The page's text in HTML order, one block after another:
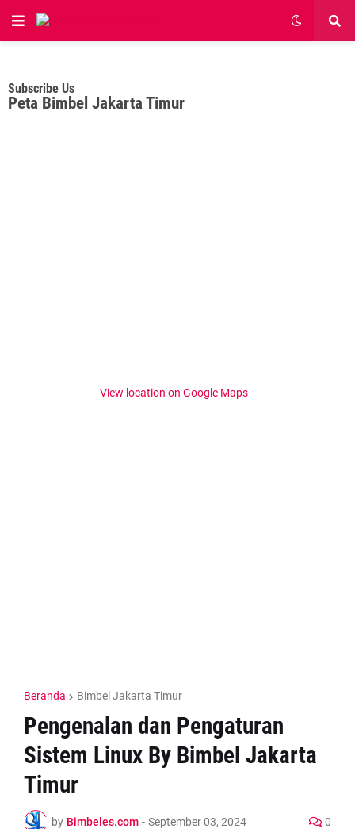
Subscribe Us
Peta Bimbel Jakarta Timur
View location on Google Maps
Beranda Bimbel Jakarta Timur
Pengenalan dan Pengaturan
Sistem Linux By Bimbel Jakarta
Timur
by Bimbeles.com - September 03, 2024 0